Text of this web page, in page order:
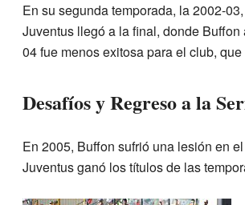
En su segunda temporada, la 2002-
Juventus llegó a la final, donde
04 fue menos exitosa para el club,
Desafíos y Regreso a la
En 2005, Buffon sufrió una lesión en
Juventus ganó los títulos de las